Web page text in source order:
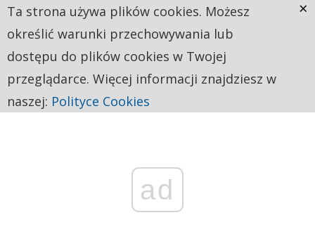
ad
Ta strona używa plików cookies. Możesz
określić warunki przechowywania lub
dostępu do plików cookies w Twojej
przeglądarce. Więcej informacji znajdziesz w
naszej: Polityce Cookies
×